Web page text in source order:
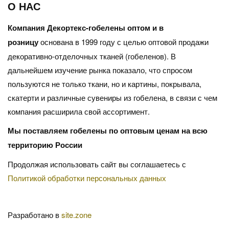
О НАС
Компания Декортекс-гобелены оптом и в
розницуоснована в 1999 году с целью оптовой продажи
декоративно-отделочных тканей (гобеленов). В
дальнейшем изучение рынка показало, что спросом
пользуются не только ткани, но и картины, покрывала,
скатерти и различные сувениры из гобелена, в связи с чем
компания расширила свой ассортимент.
Мы поставляем гобелены по оптовым ценам на всю
территорию России
Продолжая использовать сайт вы соглашаетесь с
Политикой обработки персональных данных
Разработано вsite.zone